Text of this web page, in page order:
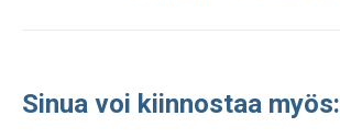
Sinua voi kiinnostaa myös: